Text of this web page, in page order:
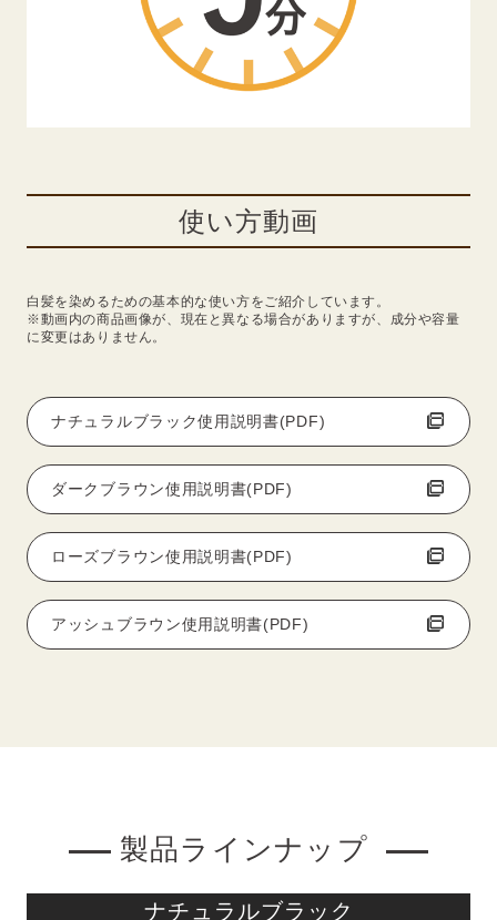
使い方動画
白髪を染めるための基本的な使い方をご紹介しています。
※動画内の商品画像が、現在と異なる場合がありますが、成分や容量
に変更はありません。
ナチュラルブラック使用説明書(PDF)
ダークブラウン使用説明書(PDF)
ローズブラウン使用説明書(PDF)
アッシュブラウン使用説明書(PDF)
製品ラインナップ
ナチュラルブラック